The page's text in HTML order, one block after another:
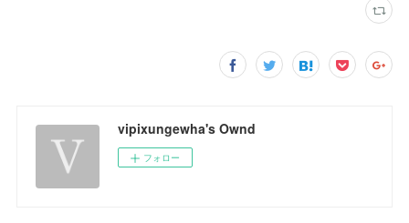
vipixungewha's Ownd
フォロー